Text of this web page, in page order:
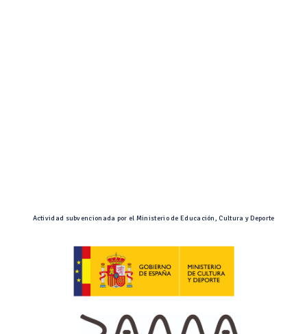
Actividad subvencionada por el Ministerio de Educación, Cultura y Deporte